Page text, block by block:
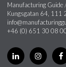
Manufacturing Guide
Kungsgatan 64, 111
+46 (0) 651 30 08